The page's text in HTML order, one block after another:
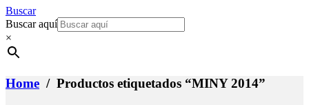
Buscar
Buscar aquí
×
Home / Productos etiquetados “MINY 2014”